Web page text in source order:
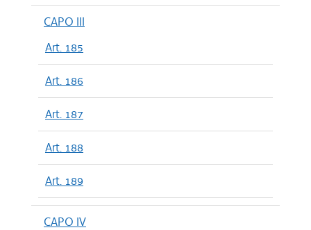
CAPO III
Art. 185
Art. 186
Art. 187
Art. 188
Art. 189
CAPO IV